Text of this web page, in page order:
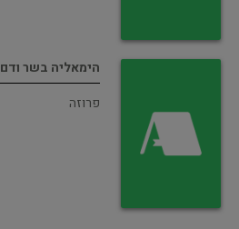
הימאליה בשר ודם
פרוזה